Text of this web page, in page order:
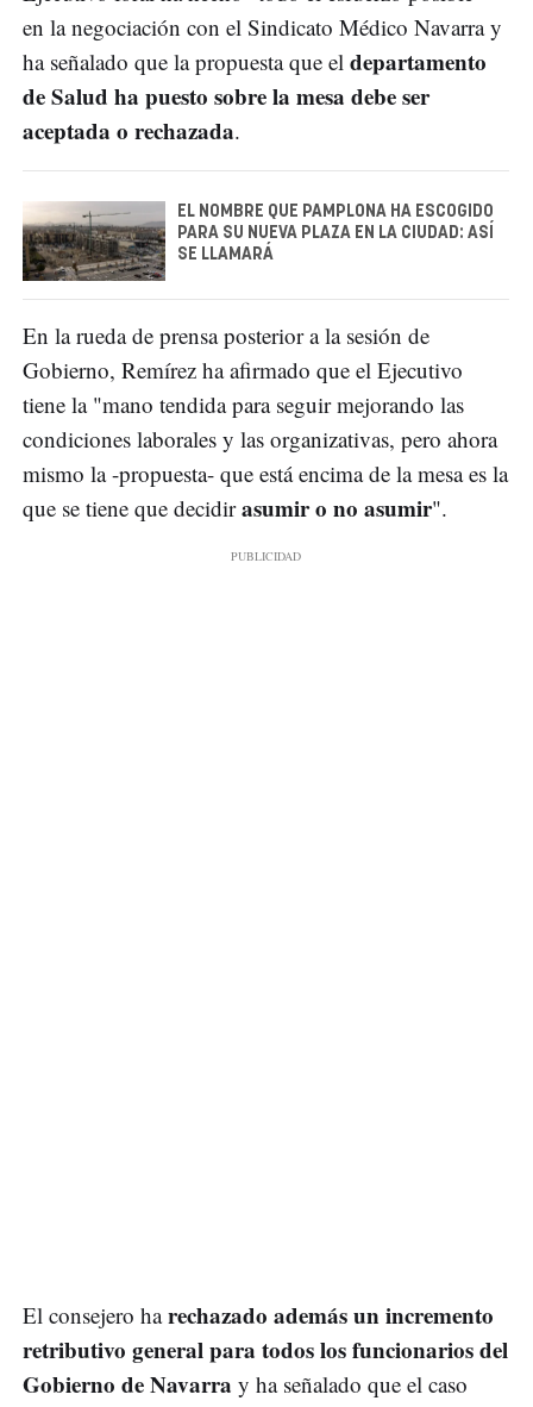
en la negociación con el Sindicato Médico Navarra y
ha señalado que la propuesta que el departamento
de Salud ha puesto sobre la mesa debe ser
aceptada o rechazada.
EL NOMBRE QUE PAMPLONA HA ESCOGIDO
PARA SU NUEVA PLAZA EN LA CIUDAD: ASÍ
SE LLAMARÁ
En la rueda de prensa posterior a la sesión de
Gobierno, Remírez ha afirmado que el Ejecutivo
tiene la "mano tendida para seguir mejorando las
condiciones laborales y las organizativas, pero ahora
mismo la -propuesta- que está encima de la mesa es la
que se tiene que decidirasumir o no asumir".
El consejero harechazado además un incremento
retributivo general para todos los funcionarios del
Gobierno de Navarra y ha señalado que el caso